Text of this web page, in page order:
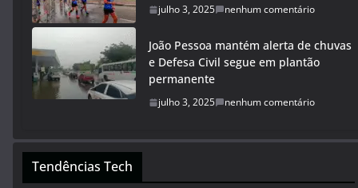
julho 3, 2025 nenhum comentário
João Pessoa mantém alerta de chuvas
e Defesa Civil segue em plantão
permanente
julho 3, 2025 nenhum comentário
Tendências Tech